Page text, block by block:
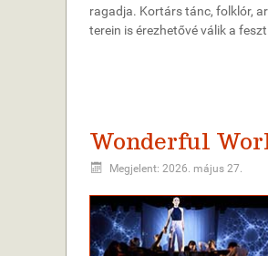
ragadja. Kortárs tánc, folklór,
terein is érezhetővé válik a
Wonderful
Megjelent: 2026. május 27.